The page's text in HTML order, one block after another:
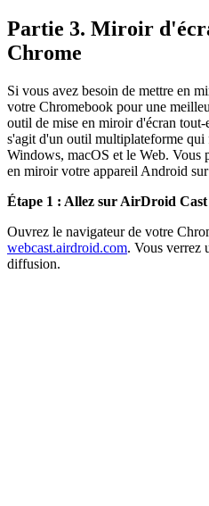
Partie 3. Miroir
Chrome
Si vous avez besoin de mettre en
votre Chromebook pour une
outil de mise en miroir d'écran
s'agit d'un outil multiplateforme
Windows, macOS et le Web. Vous
en miroir votre appareil Android
Étape 1 : Allez sur AirDroid
Ouvrez le navigateur de votre
webcast.airdroid.com. Vous verrez
diffusion.